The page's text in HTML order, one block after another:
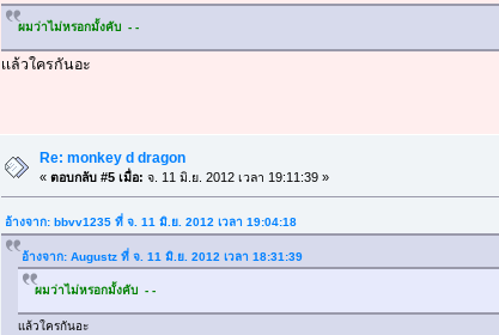
ผมว่าไม่หรอกมั้งคับ - -
เเล้วใครกันอะ
Re: monkey d dragon
«ตอบกลับ #5 เมื่อ: จ. 11 มิ.ย. 2012 เวลา 19:11:39 »
อ้างจาก: bbvv1235 ที่ จ. 11 มิ.ย. 2012 เวลา 19:04:18
อ้างจาก: Augustz ที่ จ. 11 มิ.ย. 2012 เวลา 18:31:39
ผมว่าไม่หรอกมั้งคับ - -
เเล้วใครกันอะ